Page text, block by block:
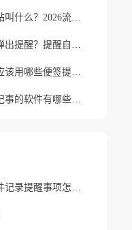
人气高的桌面便利贴叫什么？2026流行电脑桌面便利贴
电脑如何设置自动弹出提醒？提醒自己的弹窗设置方法
上班族管理时间，应该用哪些便签提醒工具？
电脑上能用来随手记事的软件有哪些？高质量记事本推荐
手机上使用便签软件记录提醒事项怎么设置共享？